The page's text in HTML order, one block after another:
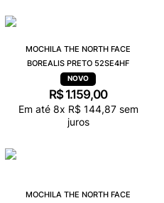
MOCHILA THE NORTH FACE
BOREALIS PRETO 52SE4HF
R$ 1.159,00
Em até 8x R$ 144,87sem
juros
MOCHILA THE NORTH FACE